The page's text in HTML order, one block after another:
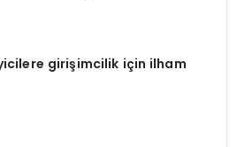
girişimcilik için ilham